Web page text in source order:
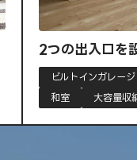
住まい 収納力
大容量